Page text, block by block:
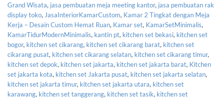
Grand Wisata, jasa pembuatan meja meeting kantor, jasa pembuatan rak
display toko,JasaInteriorKamarCustom, Kamar 2 Tingkat dengan Meja
Kerja – Desain Custom Hemat Ruan, Kamar set, KamarSetMinimalis,
KamarTidurModernMinimalis, kantin pt, kitchen set bekasi, kitchen set
bogor, kitchen set cikarang, kitchen set cikarang barat, kitchen set
cikarang pusat, kitchen set cikarang selatan, kitchen set cikarang timur,
kitchen set depok, kitchen set jakarta, kitchen set jakarta barat, Kitchen
set jakarta kota, kitchen set Jakarta pusat, kitchen set jakarta selatan,
kitchen set jakarta timur, kitchen set jakarta utara, kitchen set
karawang, kitchen set tanggerang, kitchen set tasik, kitchen set